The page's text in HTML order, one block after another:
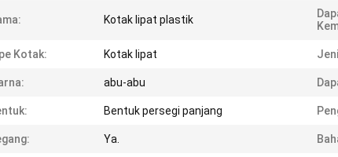
Kotak lipat plastik
Kotak: Kotak lipat
abu-abu
Bentuk persegi panjang
Ya.